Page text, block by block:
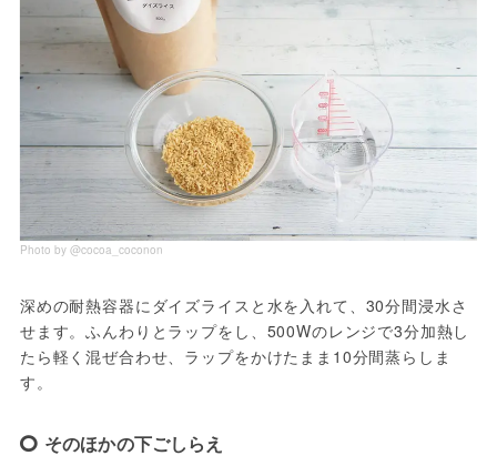
Photo by @cocoa_coconon
深めの耐熱容器にダイズライスと水を入れて、30分間浸水さ
せます。ふんわりとラップをし、500Wのレンジで3分加熱し
たら軽く混ぜ合わせ、ラップをかけたまま10分間蒸らしま
す。
そのほかの下ごしらえ